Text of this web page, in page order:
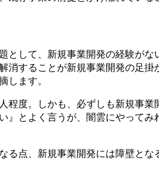
して、新規事業開発の経験が
することが新規事業開発の足
します。
度。しかも、必ずしも新規事
とよく言うが、闇雲にやって
点、新規事業開発には障壁と